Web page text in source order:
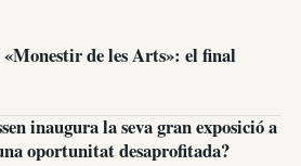
«Monestir de les Arts»: el final
inaugura la seva gran exposició a
oportunitat desaprofitada?